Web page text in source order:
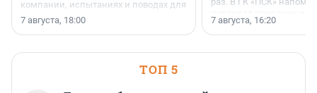
компании, испытаниях и поводах для
осторожного оптимизма.
7 августа, 18:00
поменялась роль
7 августа, 16:20
ТОП 5